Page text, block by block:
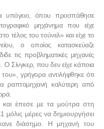
υπόγειο, όπου προσπάθησε
µηχάνηµα που είχε
τέλος του τούνελ» και είχε το
ο οποίος κατασκεύαζε
τις προβληµατικές µηχανές
Ο Σίνγκερ, που δεν είχε κάποια
γρήγορα αντιλήφθηκε ότι
ραπτοµηχανή καλύτερη από
και έπεσε µε τα µούτρα στη
µόλις µέρες να δημιουργήσει
διάσηµο. Η µηχανή του